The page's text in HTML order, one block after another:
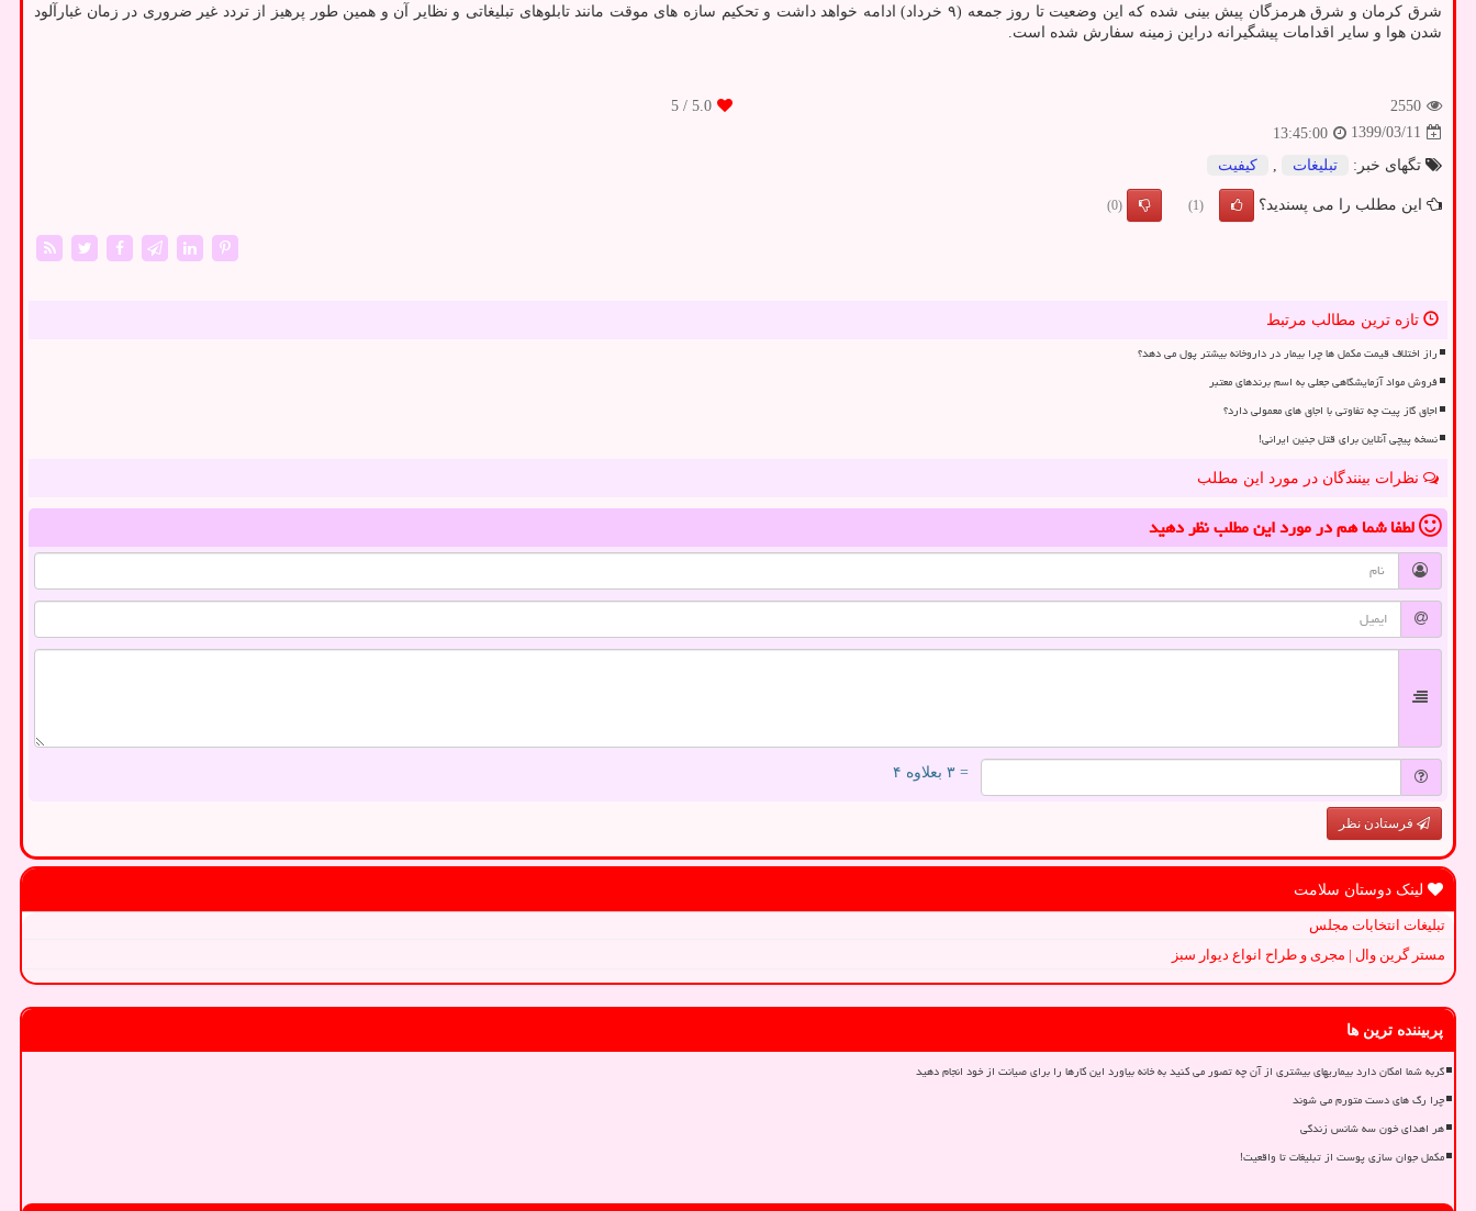
شرق کرمان و شرق هرمزگان پیش بینی شده که این وضعیت تا روز جمعه (۹ خرداد) ادامه خواهد داشت و تحکیم سازه های موقت مانند تابلوهای تبلیغاتی و نظایر آن و همین طور پرهیز از تردد غیر ضروری در زمان غبارآلود
شدن هوا و سایر اقدامات پیشگیرانه دراین زمینه سفارش شده است.
2550
5.0
/ 5
1399/03/11
13:45:00
تگهای خبر:
تبلیغات كیفیت
این مطلب را می پسندید؟ (1)
(0)
تازه ترین مطالب مرتبط
راز اختلاف قیمت مکمل ها چرا بیمار در داروخانه بیشتر پول می دهد؟
فروش مواد آزمایشگاهی جعلی به اسم برندهای معتبر
اجاق گاز پیت چه تفاوتی با اجاق های معمولی دارد؟
نسخه پیچی آنلاین برای قتل جنین ایرانی!
نظرات بینندگان در مورد این مطلب
لطفا شما همدر مورد این مطلبنظر دهید
= ۳ بعلاوه ۴
فرستادن نظر
لینک دوستان سلامت
تبلیغات انتخابات مجلس
مستر گرین وال | مجری و طراح انواع دیوار سبز
پربیننده ترین ها
گربه شما امکان دارد بیماریهای بیشتری از آن چه تصور می کنید به خانه بیاورد این کارها را برای صیانت از خود انجام دهید
چرا رگ های دست متورم می شوند
هر اهدای خون سه شانس زندگی
مکمل جوان سازی پوست از تبلیغات تا واقعیت!